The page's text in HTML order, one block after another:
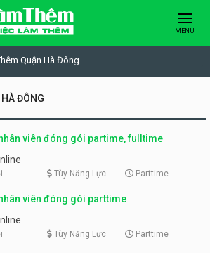
MENU
Quận Hà Đông
ĐÔNG
viên đóng gói partime, fulltime
Tùy Năng Lực Parttime
viên đóng gói parttime
Tùy Năng Lực Parttime